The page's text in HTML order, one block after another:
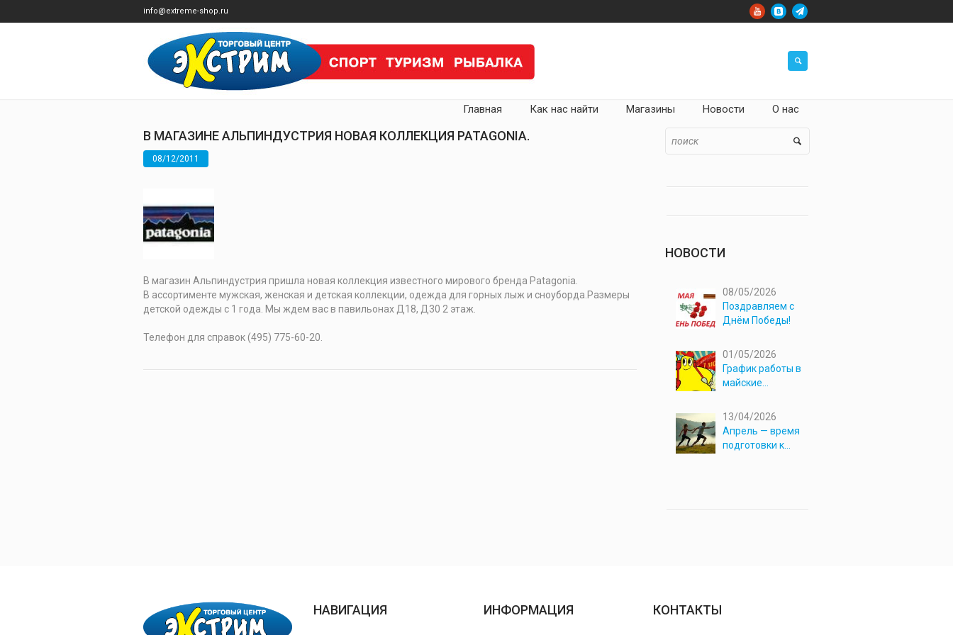
info@extreme-shop.ru
Главная Как нас найти Магазины Новости О нас
В МАГАЗИНЕ АЛЬПИНДУСТРИЯ НОВАЯ КОЛЛЕКЦИЯ PATAGONIA.
08/12/2011
В магазин Альпиндустрия пришла новая коллекция известного мирового бренда Patagonia.
В ассортименте мужская, женская и детская коллекции, одежда для горных лыж и сноуборда.Размеры
детской одежды с 1 года. Мы ждем вас в павильонах Д18, Д30 2 этаж.
Телефон для справок (495) 775-60-20.
НОВОСТИ
08/05/2026
Поздравляем с
Днём Победы!
01/05/2026
График работы в
майские
13/04/2026
Апрель — время
подготовки к
НАВИГАЦИЯ ИНФОРМАЦИЯ КОНТАКТЫ